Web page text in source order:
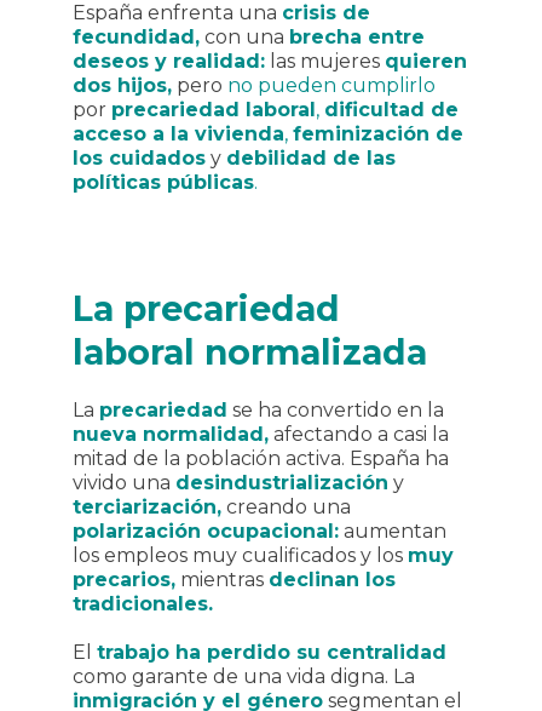
España enfrenta una crisis de
fecundidad, con una brecha entre
deseos y realidad: las mujeres quieren
dos hijos, pero no pueden cumplirlo
por precariedad laboral, dificultad de
acceso a la vivienda, feminización de
los cuidados y debilidad de las
políticas públicas.
La precariedad
laboral normalizada
La precariedad se ha convertido en la
nueva normalidad, afectando a casi la
mitad de la población activa. España ha
vivido una desindustrialización y
terciarización, creando una
polarización ocupacional: aumentan
los empleos muy cualificados y los muy
precarios, mientras declinan los
tradicionales.
El trabajo ha perdido su centralidad
como garante de una vida digna. La
inmigración y el género segmentan el